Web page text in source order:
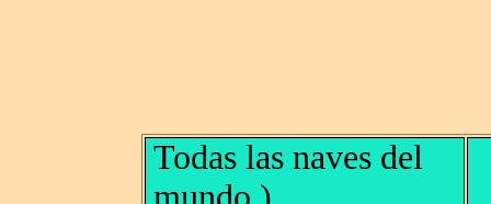
Todas las naves del